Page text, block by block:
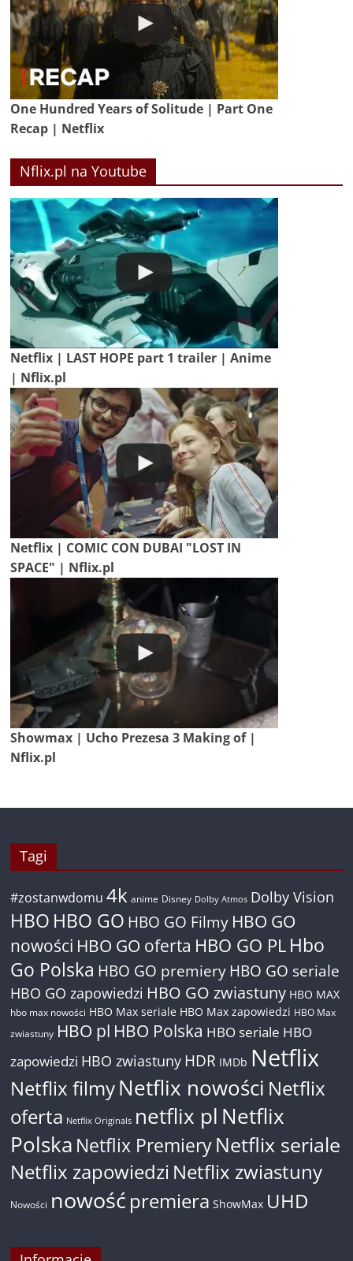
One Hundred Years of Solitude | Part One
Recap | Netflix
Nflix.pl na Youtube
Netflix | LAST HOPE part 1 trailer | Anime
| Nflix.pl
Netflix | COMIC CON DUBAI "LOST IN
SPACE" | Nflix.pl
Showmax | Ucho Prezesa 3 Making of |
Nflix.pl
Tagi
#zostanwdomu 4k anime Disney Dolby Atmos Dolby Vision
HBO HBO GO HBO GO Filmy HBO GO
nowości HBO GO oferta HBO GO PL Hbo
Go Polska HBO GO premiery HBO GO seriale
HBO GO zapowiedzi HBO GO zwiastuny HBO MAX
hbo max nowości HBO Max seriale HBO Max zapowiedzi HBO Max
zwiastuny HBO pl HBO Polska HBO seriale HBO
zapowiedzi HBO zwiastuny HDR IMDb Netflix
Netflix filmyNetflix nowości Netflix
oferta Netflix Originals netflix pl Netflix
Polska Netflix PremieryNetflix seriale
Netflix zapowiedzi Netflix zwiastuny
Nowości nowość premiera ShowMax UHD